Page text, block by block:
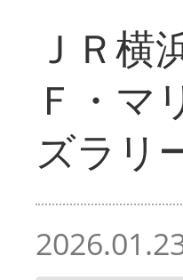
ＪＲ
Ｆ・マ
ズラリ